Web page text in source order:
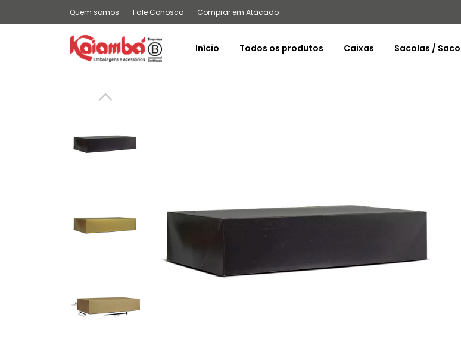
Quem somos Fale Conosco Comprar em Atacado
Início Todos os produtos Caixas Sacolas /